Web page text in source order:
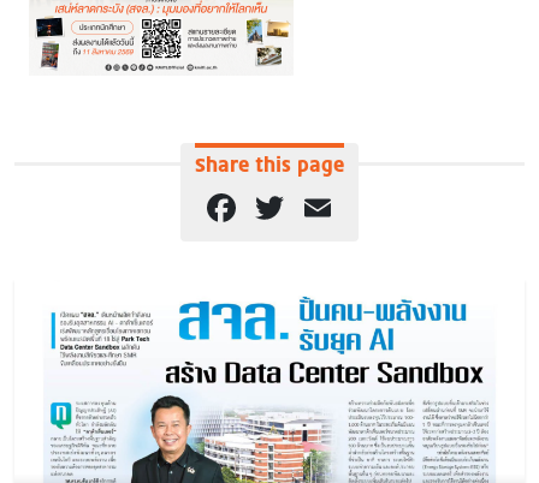
Share this page
Facebook
Twitter